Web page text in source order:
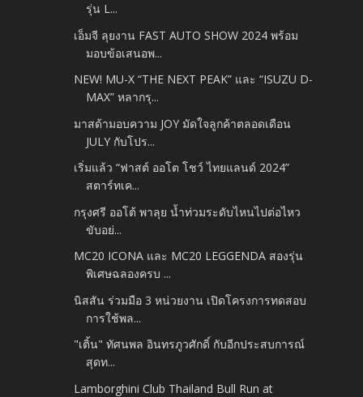
รุ่น L...
เอ็มจี ลุยงาน FAST AUTO SHOW 2024 พร้อม
มอบข้อเสนอพ...
NEW! MU-X “THE NEXT PEAK” และ “ISUZU D-
MAX” หลากรุ...
มาสด้ามอบความ JOY มัดใจลูกค้าตลอดเดือน
JULY กับโปร...
เริ่มแล้ว “ฟาสต์ ออโต โชว์ ไทยแลนด์ 2024”
สตาร์ทเค...
กรุงศรี ออโต้ พาลุย น้ำท่วมระดับไหนไปต่อไหว
ขับอย่...
MC20 ICONA และ MC20 LEGGENDA สองรุ่น
พิเศษฉลองครบ ...
นิสสัน ร่วมมือ 3 หน่วยงาน เปิดโครงการทดสอบ
การใช้พล...
"เติ้น" ทัศนพล อินทรภูวศักดิ์ กับอีกประสบการณ์
สุดท...
Lamborghini Club Thailand Bull Run at